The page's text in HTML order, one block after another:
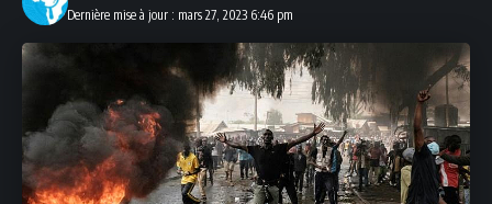
Dernière mise à jour : mars 27, 2023 6:46 pm